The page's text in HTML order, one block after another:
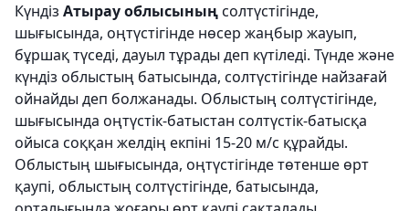
Күндіз Атырау облысыныңсолтүстігінде,
шығысында, оңтүстігінде нөсер жаңбыр жауып,
бұршақ түседі, дауыл тұрады деп күтіледі. Түнде және
күндіз облыстың батысында, солтүстігінде найзағай
ойнайды деп болжанады. Облыстың солтүстігінде,
шығысында оңтүстік-батыстан солтүстік-батысқа
ойыса соққан желдің екпіні 15-20 м/с құрайды.
Облыстың шығысында, оңтүстігінде төтенше өрт
қаупі, облыстың солтүстігінде, батысында,